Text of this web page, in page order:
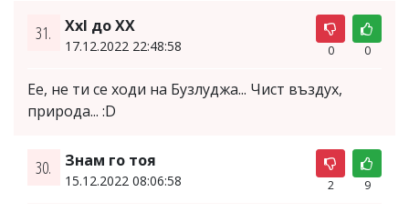
31. XxI до XX
17.12.2022 22:48:58 0 0
Ее, не ти се ходи на Бузлуджа... Чист въздух,
природа... :D
30. Знам го тоя
15.12.2022 08:06:58 2 9